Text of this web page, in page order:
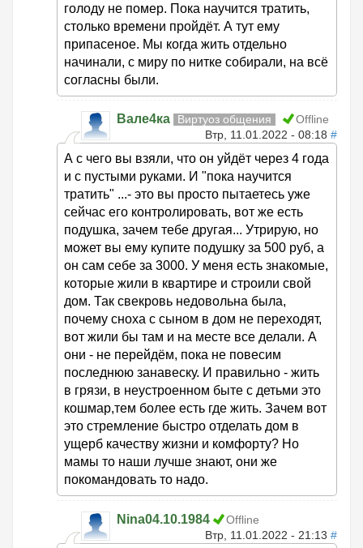
голоду не помер. Пока научится тратить,
столько времени пройдёт. А тут ему
припасеное. Мы когда жить отдельно
начинали, с миру по нитке собирали, на всё
согласны были.
Вале4ка Виртуоз общения
Offline
Втр, 11.01.2022 - 08:18 #
А с чего вы взяли, что он уйдёт через 4 года
и с пустыми руками. И "пока научится
тратить" ...- это вы просто пытаетесь уже
сейчас его контролировать, вот же есть
подушка, зачем тебе другая... Утрирую, но
может вы ему купите подушку за 500 руб, а
он сам себе за 3000. У меня есть знакомые,
которые жили в квартире и строили свой
дом. Так свекровь недовольна была,
почему сноха с сыном в дом не переходят,
вот жили бы там и на месте все делали. А
они - не перейдём, пока не повесим
последнюю занавеску. И правильно - жить
в грязи, в неустроенном быте с детьми это
кошмар,тем более есть где жить. Зачем вот
это стремление быстро отделать дом в
ущерб качеству жизни и комфорту? Но
мамы то наши лучше знают, они же
покомандовать то надо.
Nina04.10.1984
Offline
Втр, 11.01.2022 - 21:13 #